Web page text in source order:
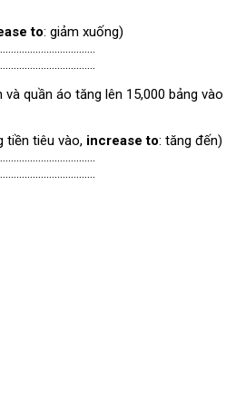
to: giảm xuống)
quần áo tăng lên 15,000 bảng vào
tiền tiêu vào, increase to: tăng đến)